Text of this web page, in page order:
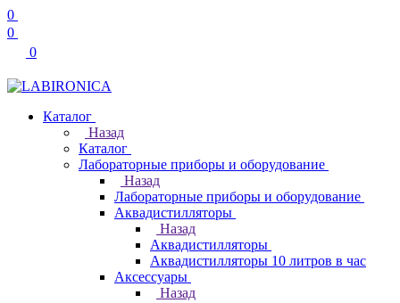
0
0
0
Каталог
Назад
Каталог
Лабораторные приборы и оборудование
Назад
Лабораторные приборы и оборудование
Аквадистилляторы
Назад
Аквадистилляторы
Аквадистилляторы 10 литров в час
Аксессуары
Назад